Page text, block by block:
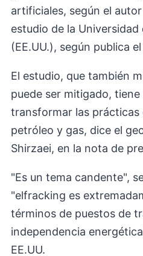
artificiales, según el
estudio de la
(EE.UU.), según publica
El estudio, que también
puede ser mitigado,
transformar las prácticas
petróleo y gas, dice el
Shirzaei, en la nota de
"Es un tema candente",
"elfracking es
términos de puestos de
independencia
EE.UU.